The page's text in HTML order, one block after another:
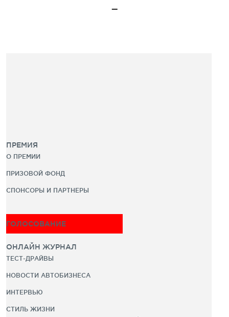
ПРЕМИЯ
О ПРЕМИИ
ПРИЗОВОЙ ФОНД
СПОНСОРЫ И ПАРТНЕРЫ
ГОЛОСОВАНИЕ
ОНЛАЙН ЖУРНАЛ
ТЕСТ-ДРАЙВЫ
НОВОСТИ АВТОБИЗНЕСА
ИНТЕРВЬЮ
СТИЛЬ ЖИЗНИ